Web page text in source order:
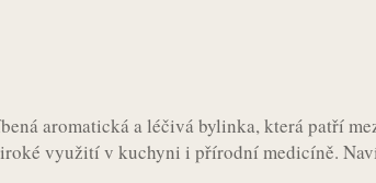
aromatická a léčivá bylinka, která patří
využití v kuchyni i přírodní medicíně.